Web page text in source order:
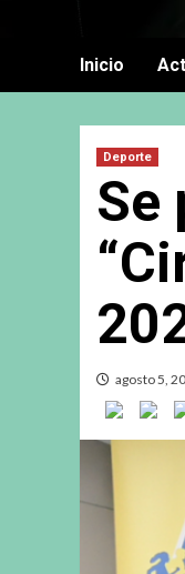
Inicio
Deporte
Se
agosto 5,